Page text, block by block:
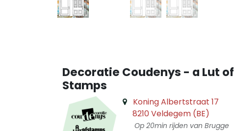
Decoratie Coudenys - a Lut of
Stamps
Koning Albertstraat 17
8210 Veldegem (BE)
Op 20min rijden van Brugge